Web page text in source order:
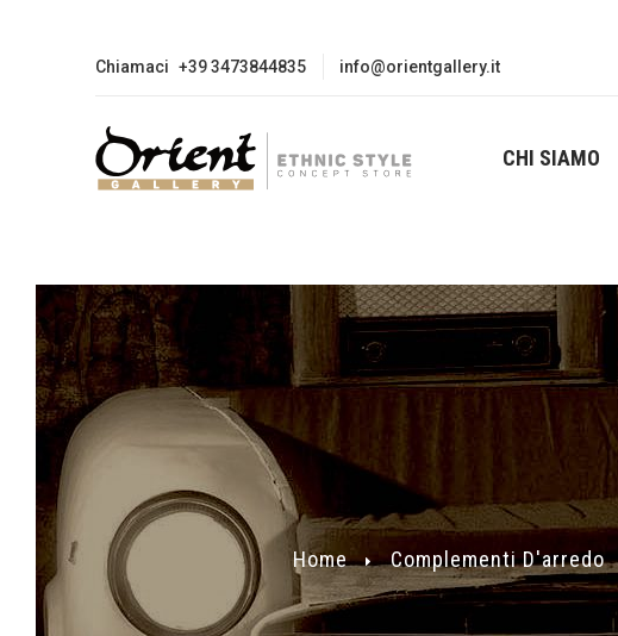
Chiamaci +39 3473844835 info@orientgallery.it
CHI SIAMO
Home Complementi D'arredo